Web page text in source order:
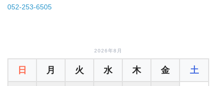
052-253-6505
2026年8月
日 月 火 水 木 金 土